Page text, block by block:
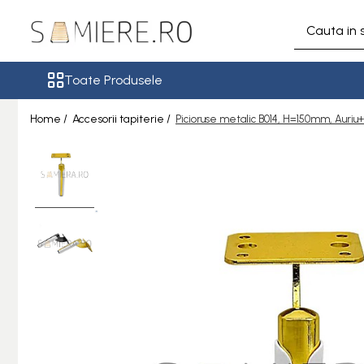
Somiere
Somiere Metalice LUX
Somiere Metalice Royal
Somiere Demontabile
Accesorii
Toate Produsele
Home / Accesorii tapiterie / Picioruse metalic B014, H=150mm,